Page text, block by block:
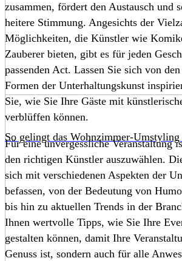
So gelingt das Wohnzimmer-
zusammen, fördert den Austausch und
heitere Stimmung. Angesichts der
Möglichkeiten, die Künstler wie
Zauberer bieten, gibt es für jeden
passenden Act. Lassen Sie sich von
Formen der Unterhaltungskunst
Sie, wie Sie Ihre Gäste mit
verblüffen können.
Für eine unvergessliche Veranstaltung
den richtigen Künstler auszuwählen.
sich mit verschiedenen Aspekten der
befassen, von der Bedeutung von
bis hin zu aktuellen Trends in der
Ihnen wertvolle Tipps, wie Sie Ihre
gestalten können, damit Ihre
Genuss ist, sondern auch für alle